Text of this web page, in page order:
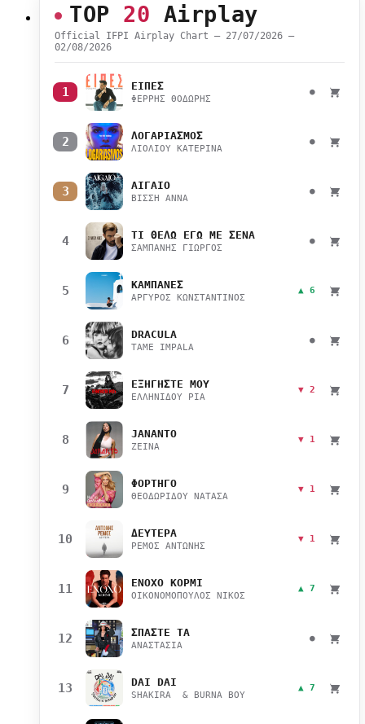
TOP 20 Airplay
Official IFPI Airplay Chart — 27/07/2026 –
02/08/2026
1 ΕΙΠΕΣ
ΦΕΡΡΗΣ ΘΟΔΩΡΗΣ
●
2 ΛΟΓΑΡΙΑΣΜΟΣ
ΛΙΟΛΙΟΥ ΚΑΤΕΡΙΝΑ
●
3 ΑΙΓΑΙΟ
ΒΙΣΣΗ ΑΝΝΑ
●
4 ΤΙ ΘΕΛΩ ΕΓΩ ΜΕ ΣΕΝΑ
ΣΑΜΠΑΝΗΣ ΓΙΩΡΓΟΣ
●
5 ΚΑΜΠΑΝΕΣ
ΑΡΓΥΡΟΣ ΚΩΝΣΤΑΝΤΙΝΟΣ
▲ 6
6 DRACULA
TAME IMPALA
●
7 ΕΞΗΓΗΣΤΕ ΜΟΥ
ΕΛΛΗΝΙΔΟΥ ΡΙΑ
▼ 2
8 JANANTO
ZEINA
▼ 1
9 ΦΟΡΤΗΓΟ
ΘΕΟΔΩΡΙΔΟΥ ΝΑΤΑΣΑ
▼ 1
10 ΔΕΥΤΕΡΑ
ΡΕΜΟΣ ΑΝΤΩΝΗΣ
▼ 1
11 ΕΝΟΧΟ ΚΟΡΜΙ
ΟΙΚΟΝΟΜΟΠΟΥΛΟΣ ΝΙΚΟΣ
▲ 7
12 ΣΠΑΣΤΕ ΤΑ
ΑΝΑΣΤΑΣΙΑ
●
13 DAI DAI
SHAKIRA & BURNA BOY
▲ 7